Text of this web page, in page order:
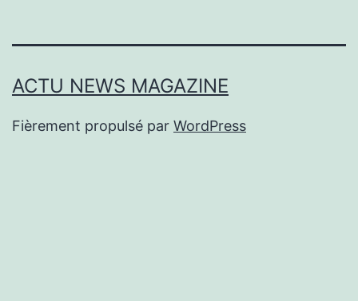
ACTU NEWS MAGAZINE
Fièrement propulsé par WordPress